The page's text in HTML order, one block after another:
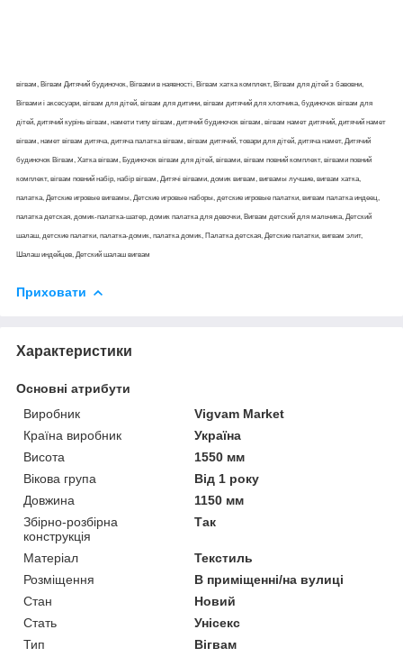
вігвам, Вігвам Дитячий будиночок, Вігвами в наявності, Вігвам хатка комплект, Вігвам для дітей з бавовни,
Вігвами і аксесуари, вігвам для дітей, вігвам для дитини, вігвам дитячий для хлопчика, будиночок вігвам для
дітей, дитячий курінь вігвам, намети типу вігвам, дитячий будиночок вігвам, вігвам намет дитячий, дитячий намет
вігвам, намет вігвам дитяча, дитяча палатка вігвам, вігвам дитячий, товари для дітей, дитяча намет, Дитячий
будиночок Вігвам, Хатка вігвам, Будиночок вігвам для дітей, вігвами, вігвам повний комплект, вігвами повний
комплект, вігвам повний набір, набір вігвам, Дитячі вігвами, домик вигвам, вигвамы лучшие, вигвам хатка,
палатка, Детские игровые вигвамы, Детские игровые наборы, детские игровые палатки, вигвам палатка индеец,
палатка детская, домик-палатка-шатер, домик палатка для девочки, Вигвам детский для мальчика, Детский
шалаш, детские палатки, палатка-домик, палатка домик, Палатка детская, Детские палатки, вигвам элит,
Шалаш индейцев, Детский шалаш вигвам
Приховати
Характеристики
Основні атрибути
Виробник
Vigvam Market
Країна виробник
Україна
Висота
1550 мм
Вікова група
Від 1 року
Довжина
1150 мм
Збірно-розбірна
конструкція
Так
Матеріал
Текстиль
Розміщення
В приміщенні/на вулиці
Стан
Новий
Стать
Унісекс
Тип
Вігвам